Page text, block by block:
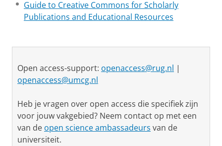
Guide to Creative Commons for Scholarly
Publications and Educational Resources
Open access-support: openaccess@rug.nl |
openaccess@umcg.nl
Heb je vragen over open access die specifiek zijn
voor jouw vakgebied? Neem contact op met een
van de open science ambassadeurs van de
universiteit.